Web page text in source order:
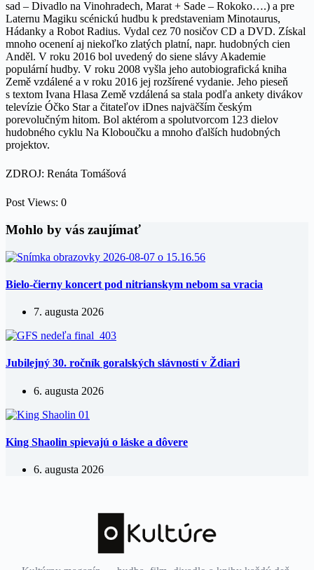
sad – Divadlo na Vinohradech, Marat + Sade – Rokoko….) a pre
Laternu Magiku scénickú hudbu k predstaveniam Minotaurus,
Hádanky a Robot Radius. Vydal cez 70 nosičov CD a DVD. Získal
mnoho ocenení aj niekoľko zlatých platní, napr. hudobných cien
Anděl. V roku 2016 bol uvedený do siene slávy Akademie
populární hudby. V roku 2008 vyšla jeho autobiografická kniha
Země vzdálené a v roku 2016 jej rozšírené vydanie. Jeho pieseň
s textom Ivana Hlasa Země vzdálená sa stala podľa ankety divákov
televízie Óčko Star a čitateľov iDnes najväčším českým
porevolučným hitom. Bol aktérom a spolutvorcom 123 dielov
hudobného cyklu Na Kloboučku a mnoho ďalších hudobných
projektov.
ZDROJ: Renáta Tomášová
Post Views: 0
Mohlo by vás zaujímať
Bielo-čierny koncert pod nitrianskym nebom sa vracia
7. augusta 2026
Jubilejný 30. ročník goralských slávností v Ždiari
6. augusta 2026
King Shaolin spievajú o láske a dôvere
6. augusta 2026